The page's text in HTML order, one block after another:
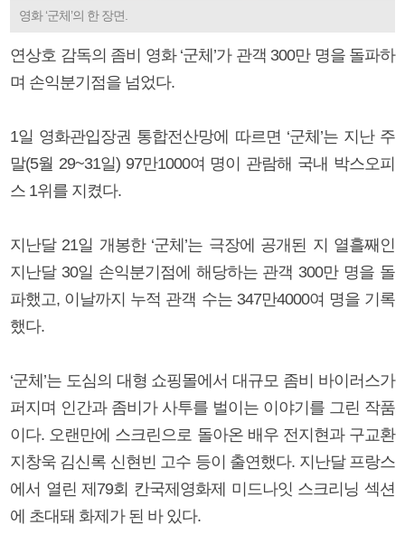
영화 ‘군체’의 한 장면.
연상호 감독의 좀비 영화 ‘군체’가 관객 300만 명을 돌파하
며 손익분기점을 넘었다.
1일 영화관입장권 통합전산망에 따르면 ‘군체’는 지난 주
말(5월 29~31일) 97만1000여 명이 관람해 국내 박스오피
스 1위를 지켰다.
지난달 21일 개봉한 ‘군체’는 극장에 공개된 지 열흘째인
지난달 30일 손익분기점에 해당하는 관객 300만 명을 돌
파했고, 이날까지 누적 관객 수는 347만4000여 명을 기록
했다.
‘군체’는 도심의 대형 쇼핑몰에서 대규모 좀비 바이러스가
퍼지며 인간과 좀비가 사투를 벌이는 이야기를 그린 작품
이다. 오랜만에 스크린으로 돌아온 배우 전지현과 구교환
지창욱 김신록 신현빈 고수 등이 출연했다. 지난달 프랑스
에서 열린 제79회 칸국제영화제 미드나잇 스크리닝 섹션
에 초대돼 화제가 된 바 있다.